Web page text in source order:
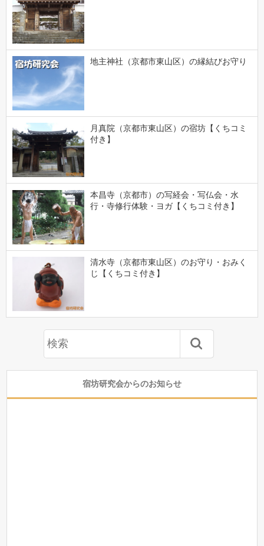
地主神社（京都市東山区）の縁結びお守り
月真院（京都市東山区）の宿坊【くちコミ
付き】
本昌寺（京都市）の写経会・写仏会・水
行・寺修行体験・ヨガ【くちコミ付き】
清水寺（京都市東山区）のお守り・おみく
じ【くちコミ付き】
宿坊研究会からのお知らせ